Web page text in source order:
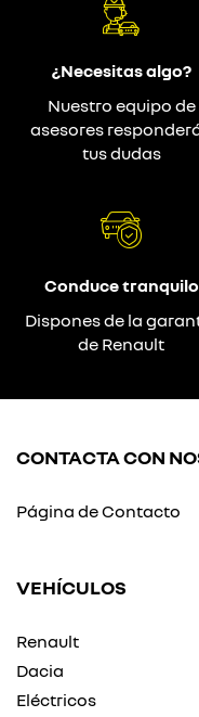
¿Necesitas algo?
Nuestro equipo de
asesores
tus dudas
Conduce tranquilo
Dispones de la
de Renault
CONTACTA CON
Página de Contacto
VEHÍCULOS
Renault
Dacia
Eléctricos